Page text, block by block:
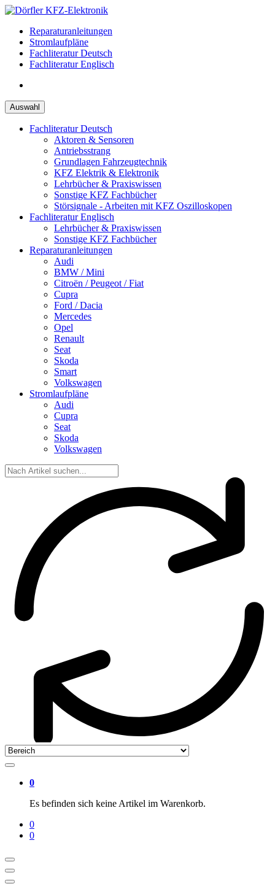
Zum
springenReparaturanleitungen
Stromlaufpläne
Fachliteratur Deutsch
Fachliteratur Englisch
Auswahl
Fachliteratur Deutsch
Aktoren & Sensoren
Antriebsstrang
Grundlagen Fahrzeugtechnik
KFZ Elektrik & Elektronik
Lehrbücher & Praxiswissen
Sonstige KFZ Fachbücher
Störsignale - Arbeiten mit KFZ Oszilloskopen
Fachliteratur Englisch
Lehrbücher & Praxiswissen
Sonstige KFZ Fachbücher
Reparaturanleitungen
Audi
BMW / Mini
Citroën / Peugeot / Fiat
Cupra
Ford / Dacia
Mercedes
Opel
Renault
Seat
Skoda
Smart
Volkswagen
Stromlaufpläne
Audi
Cupra
Seat
Skoda
Volkswagen
0
Es befinden sich keine Artikel im Warenkorb.
0
0